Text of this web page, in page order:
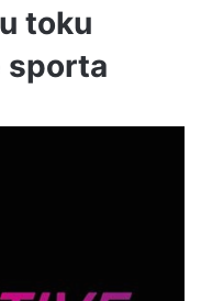
toku
sporta